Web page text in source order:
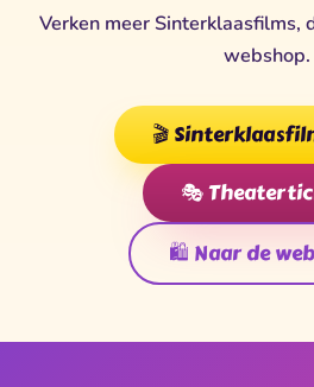
Verken meer Sinterklaasfilms,
webshop.
🎬
🎭
🛍️ Naar de